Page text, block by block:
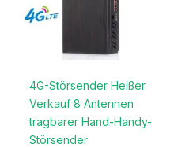
4G-Störsender Heißer
Verkauf 8 Antennen
tragbarer Hand-Handy-
Störsender